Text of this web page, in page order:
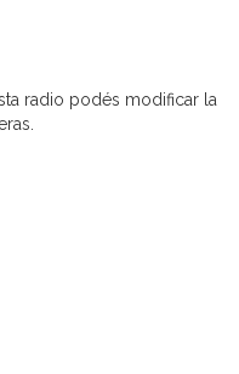
radio podés modificar la